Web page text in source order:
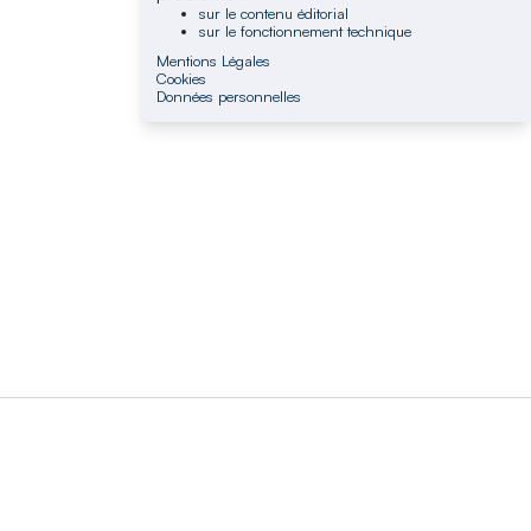
sur le contenu éditorial
sur le fonctionnement technique
Mentions Légales
Cookies
Données personnelles